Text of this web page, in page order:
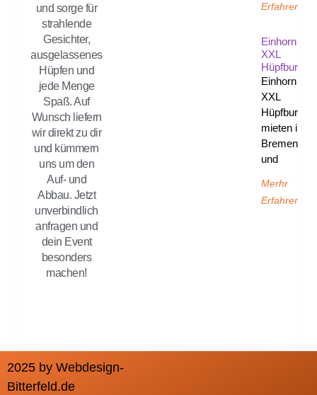
und sorge für
strahlende
Gesichter,
ausgelassenes
Hüpfen und
jede Menge
Spaß. Auf
Wunsch liefern
wir direkt zu dir
und kümmern
uns um den
Auf- und
Abbau. Jetzt
unverbindlich
anfragen und
dein Event
besonders
machen!
Erfahren
Einhorn
XXL
Hüpfburg
Einhorn
XXL
Hüpfburg
mieten in
Bremen
und
Merhr
Erfahren
2025 by Webdesign-
Bitterfeld.de